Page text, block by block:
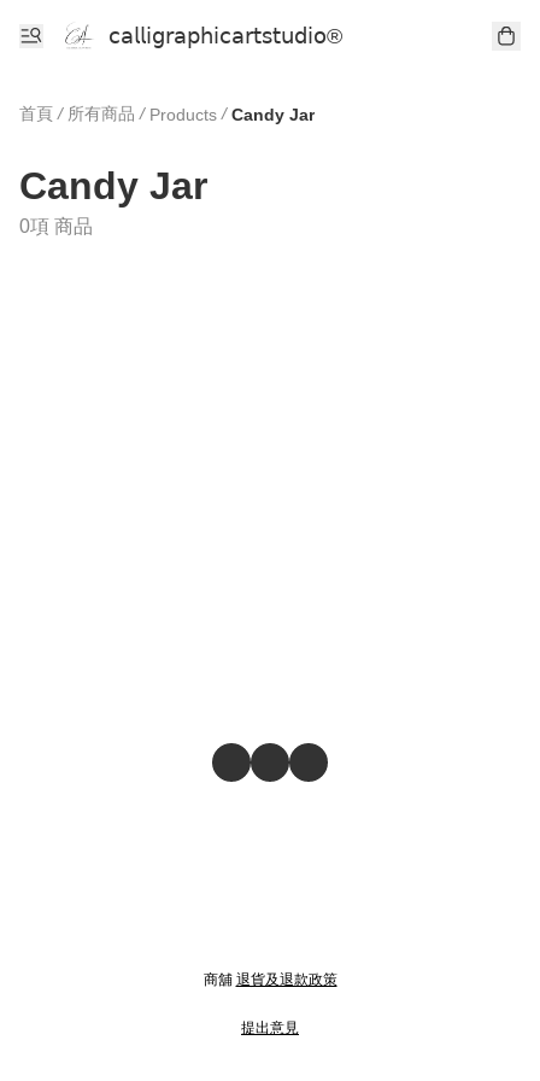
𝖼𝖺𝗅𝗅𝗂𝗀𝗋𝖺𝗉𝗁𝗂𝖼𝖺𝗋𝗍𝗌𝗍𝗎𝖽𝗂𝗈®
首頁 / 所有商品 / Products / Candy Jar
Candy Jar
0項 商品
商舖 退貨及退款政策
提出意見